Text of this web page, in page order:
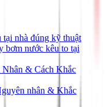
tại nhà đúng kỹ thuật
bơm nước kêu to tại
& Cách Khắc
nhân & Khắc